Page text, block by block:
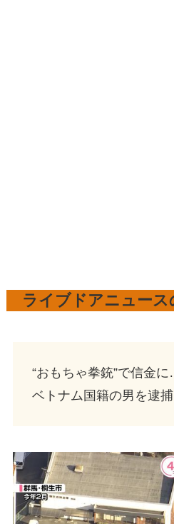
ライブドアニュー
“おもちゃ拳銃”で信金
ベトナム国籍の男を逮